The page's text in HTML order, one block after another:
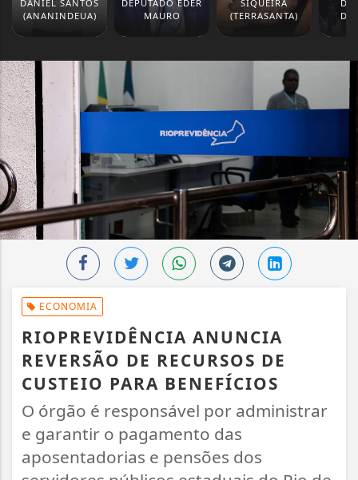
DANIEL SANTOS
(ANANINDEUA)
DEPUTADO EDER
MAURO
SIQUEIRA
(TERRASANTA)
ECONOMIA
RIOPREVIDÊNCIA ANUNCIA
REVERSÃO DE RECURSOS DE
CUSTEIO PARA BENEFÍCIOS
O órgão é responsável por administrar
e garantir o pagamento das
aposentadorias e pensões dos